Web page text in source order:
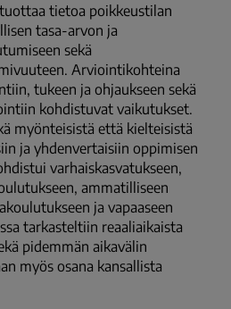
tietoa poikkeustilan
tasa-arvon ja
sekä
Arviointikohteina
tukeen ja ohjaukseen sekä
kohdistuvat vaikutukset.
myönteisistä että kielteisistä
ja yhdenvertaisiin oppimisen
varhaiskasvatukseen,
ammatilliseen
ja vapaaseen
tarkasteltiin reaaliaikaista
pidemmän aikavälin
myös osana kansallista